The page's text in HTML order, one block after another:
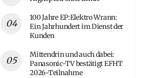
100 Jahre EP:Elektro Wrann:
Ein Jahrhundert im Dienst der
Kunden
Mittendrin und auch dabei:
Panasonic-TV bestätigt EFHT
2026-Teilnahme